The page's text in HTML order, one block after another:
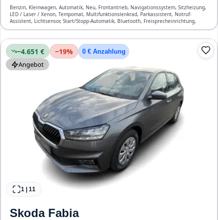
Benzin, Kleinwagen, Automatik, Neu, Frontantrieb, Navigationssystem, Sitzheizung,
LED / Laser / Xenon, Tempomat, Multifunktionslenkrad, Parkassistent, Notruf-
Assistent, Lichtsensor, Start/Stopp-Automatik, Bluetooth, Freisprecheinrichtung,
Verkehrszeichen-Erkennung, ESP, ABS, Klimaanlage, Front-, Seiten- und weitere
−4.651 € −19% 0 € Anzahlung
Angebot
1 11
Skoda Fabia